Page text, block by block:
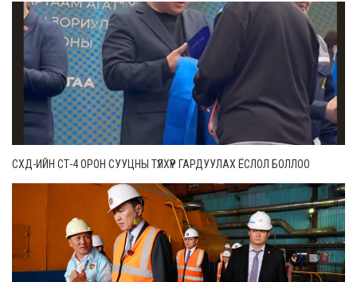
СХД-ИЙН СТ-4 ОРОН СУУЦНЫ ТҮЛХҮҮР ГАРДУУЛАХ ЁСЛОЛ БОЛЛОО